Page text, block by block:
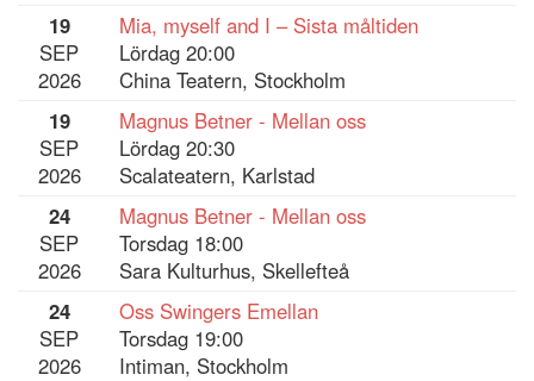
19
SEP
2026
Mia, myself and I – Sista måltiden
Lördag 20:00
China Teatern, Stockholm
19
SEP
2026
Magnus Betner - Mellan oss
Lördag 20:30
Scalateatern, Karlstad
24
SEP
2026
Magnus Betner - Mellan oss
Torsdag 18:00
Sara Kulturhus, Skellefteå
24
SEP
2026
Oss Swingers Emellan
Torsdag 19:00
Intiman, Stockholm